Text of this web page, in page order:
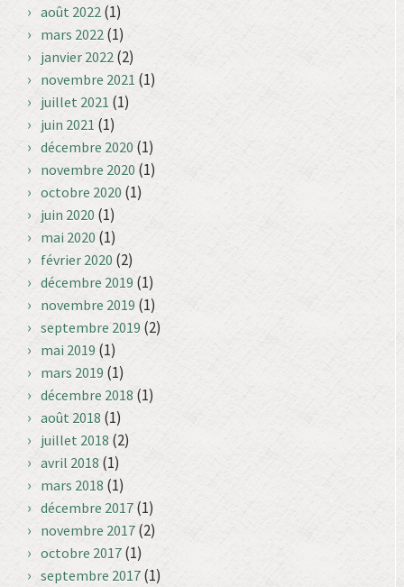
août 2022 (1)
mars 2022 (1)
janvier 2022 (2)
novembre 2021 (1)
juillet 2021 (1)
juin 2021 (1)
décembre 2020 (1)
novembre 2020 (1)
octobre 2020 (1)
juin 2020 (1)
mai 2020 (1)
février 2020 (2)
décembre 2019 (1)
novembre 2019 (1)
septembre 2019 (2)
mai 2019 (1)
mars 2019 (1)
décembre 2018 (1)
août 2018 (1)
juillet 2018 (2)
avril 2018 (1)
mars 2018 (1)
décembre 2017 (1)
novembre 2017 (2)
octobre 2017 (1)
septembre 2017 (1)